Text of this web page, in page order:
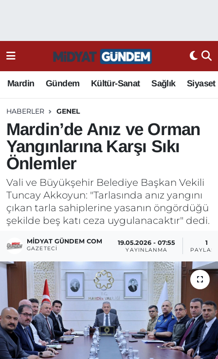
Mardin Gündem Kültür-Sanat Sağlık Siyaset
HABERLER GENEL
Mardin’de Anız ve Orman
Yangınlarına Karşı Sıkı
Önlemler
Vali ve Büyükşehir Belediye Başkan Vekili
Tuncay Akkoyun: "Tarlasında anız yangını
çıkan tarla sahiplerine yasanın öngördüğü
şekilde beş katı ceza uygulanacaktır" dedi.
MIDYAT GÜNDEM COM
GAZETECI
19.05.2026 - 07:55
YAYINLANMA
1